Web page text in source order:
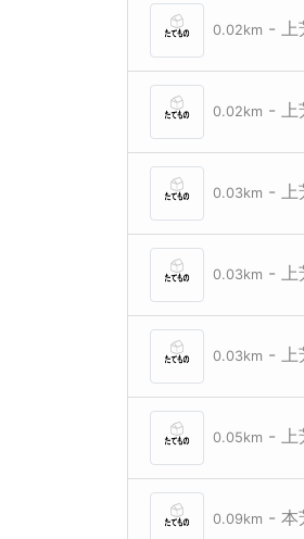
0.02km - 上
0.02km - 上
0.03km - 上
0.03km - 上
0.03km - 上
0.05km - 上
0.09km - 本